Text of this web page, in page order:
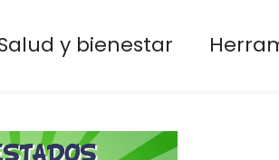
y bienestar